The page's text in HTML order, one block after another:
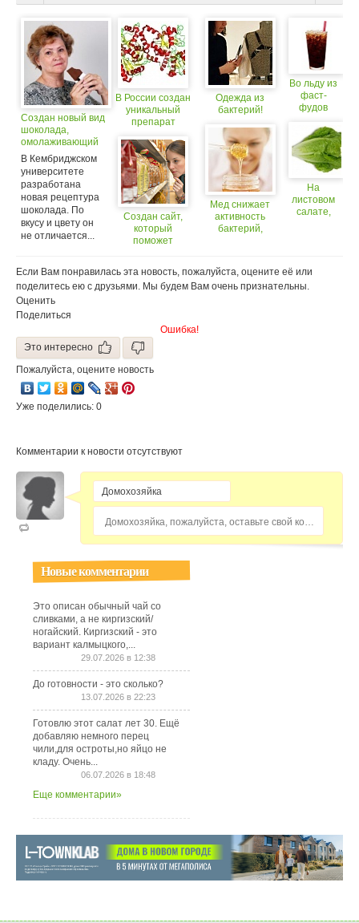
Создан новый вид
шоколада,
омолаживающий
В Кембриджском
университете
разработана
новая рецептура
шоколада. По
вкусу и цвету он
не отличается...
В России создан
уникальный
препарат
Создан сайт,
который
поможет
продукты
Одежда из
бактерий!
Мед снижает
активность
бактерий,
Во льду из
фаст-
фудов
бактерий,
чем в воде
из
уборных
На
листовом
салате,
много
бактерий
Если Вам понравилась эта новость, пожалуйста, оцените её или
поделитесь ею с друзьями. Мы будем Вам очень признательны.
Оценить
Поделиться
Ошибка!
Это интересно
Пожалуйста, оцените новость
Уже поделились: 0
Комментарии к новости отсутствуют
Домохозяйка, пожалуйста, оставьте свой комментарий...
Новые комментарии
Это описан обычный чай со
сливками, а не киргизский/
ногайский. Киргизский - это
вариант калмыцкого,...
29.07.2026 в 12:38
До готовности - это сколько?
13.07.2026 в 22:23
Готовлю этот салат лет 30. Ещё
добавляю немного перец
чили,для остроты,но яйцо не
кладу. Очень...
06.07.2026 в 18:48
Еще комментарии»